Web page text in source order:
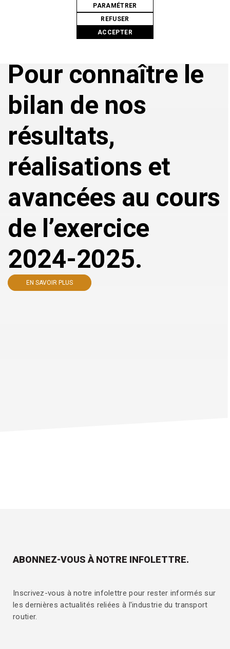
Pour connaître le
bilan de nos
résultats,
réalisations et
avancées au cours
de l’exercice
2024-2025.
EN SAVOIR PLUS
PARAMÉTRER
REFUSER
ACCEPTER
ABONNEZ-VOUS À NOTRE INFOLETTRE.
Inscrivez-vous à notre infolettre pour rester informés sur
les dernières actualités reliées à l'industrie du transport
routier.